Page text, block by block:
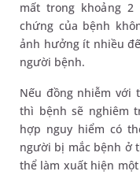
mất trong khoảng
chứng của bệnh
ảnh hưởng ít nhiều
người bệnh.
Nếu đồng nhiễm với
thì bệnh sẽ nghiêm
hợp nguy hiểm có
người bị mắc bệnh ở
thể làm xuất hiện